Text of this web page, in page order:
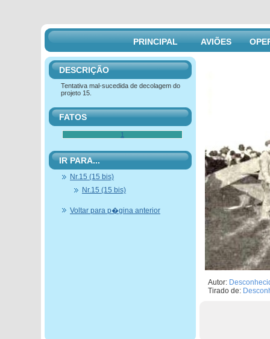
PRINCIPAL AVIÕES
Autor:
Tirado de:
DESCRIÇÃO
Tentativa mal-sucedida de decolagem do
projeto 15.
FATOS
1
IR PARA...
Nr.15 (15 bis)
Nr.15 (15 bis)
Voltar para p�gina anterior